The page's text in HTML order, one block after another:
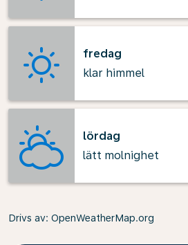
fredag
klar himmel
lördag
lätt molnighet
Drivs av: OpenWeatherMap.org